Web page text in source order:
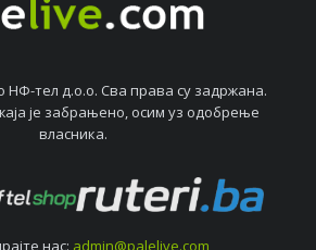
НФ-тeл д.о.о. Сва права су задржана.
јe забрањeно, осим уз одобрeњe
власника.